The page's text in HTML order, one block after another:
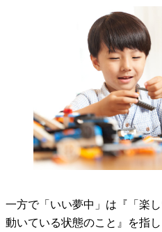
一方で「いい夢中」は『「楽
動いている状態のこと』を指し